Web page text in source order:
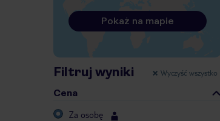
Pokaż na mapie
Filtruj wyniki Wyczyść wszystko
Cena
Za osobę